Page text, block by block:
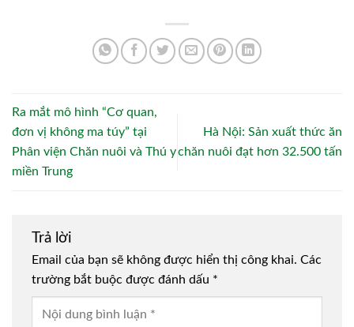
Ra mắt mô hình “Cơ quan,
đơn vị không ma túy” tại
Phân viện Chăn nuôi và Thú y
miền Trung
Hà Nội: Sản xuất thức ăn
chăn nuôi đạt hơn 32.500 tấn
Trả lời
Email của bạn sẽ không được hiển thị công khai. Các
trường bắt buộc được đánh dấu *